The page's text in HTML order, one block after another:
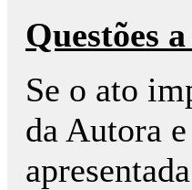
Questões
Se o ato
da Autora